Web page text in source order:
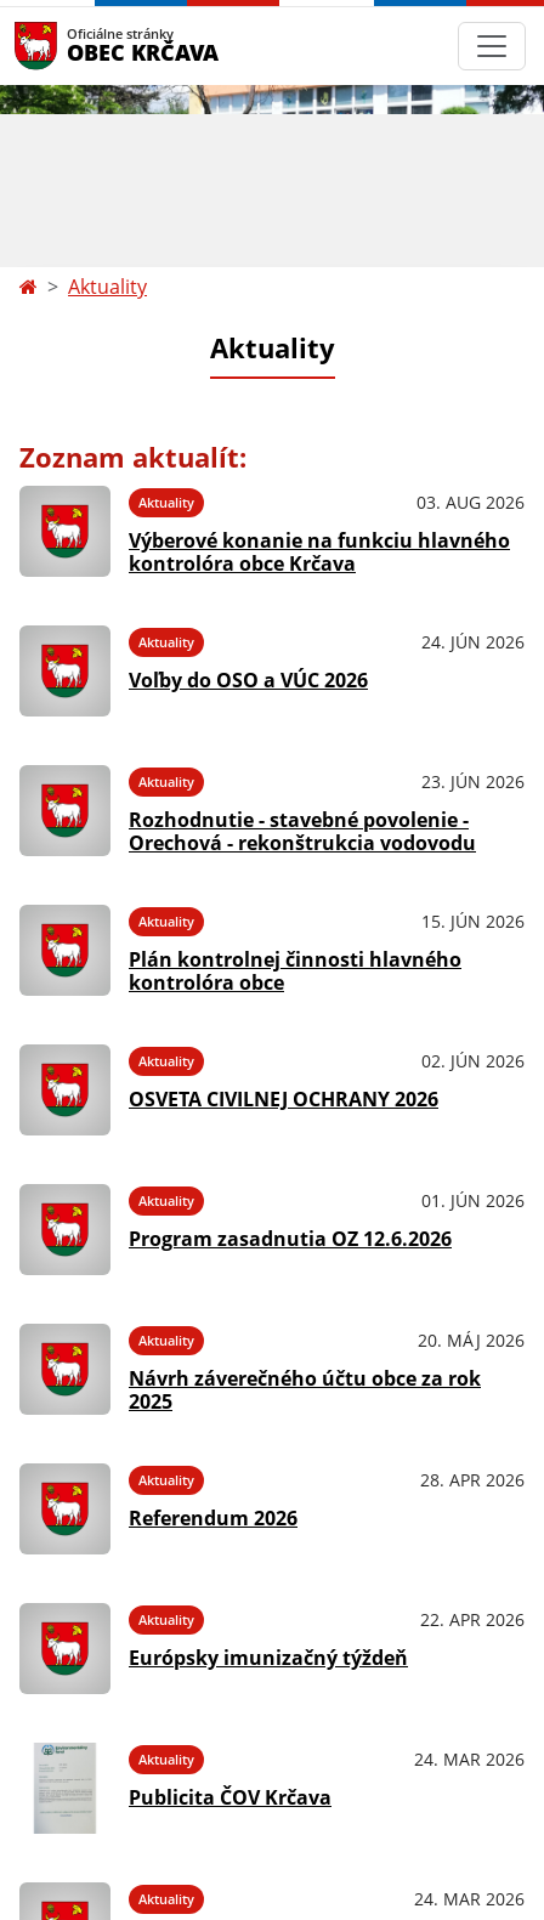
Oficiálne stránky
OBEC KRČAVA
Aktuality
Aktuality
Zoznam aktualít:
Aktuality 03. AUG 2026
Výberové konanie na funkciu hlavného
kontrolóra obce Krčava
Aktuality 24. JÚN 2026
Voľby do OSO a VÚC 2026
Aktuality 23. JÚN 2026
Rozhodnutie - stavebné povolenie -
Orechová - rekonštrukcia vodovodu
Aktuality 15. JÚN 2026
Plán kontrolnej činnosti hlavného
kontrolóra obce
Aktuality 02. JÚN 2026
OSVETA CIVILNEJ OCHRANY 2026
Aktuality 01. JÚN 2026
Program zasadnutia OZ 12.6.2026
Aktuality 20. MÁJ 2026
Návrh záverečného účtu obce za rok
2025
Aktuality 28. APR 2026
Referendum 2026
Aktuality 22. APR 2026
Európsky imunizačný týždeň
Aktuality 24. MAR 2026
Publicita ČOV Krčava
Aktuality 24. MAR 2026